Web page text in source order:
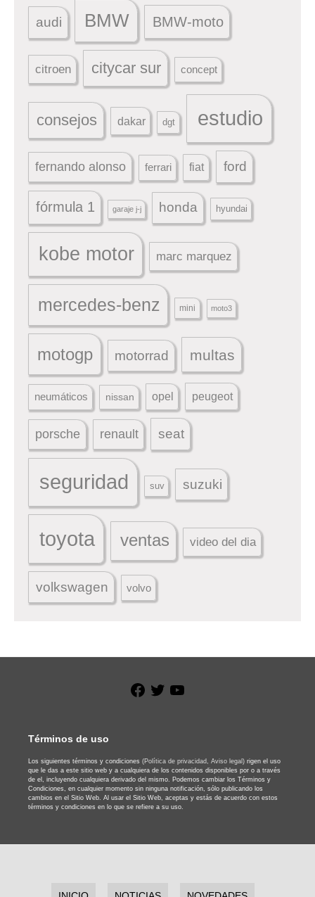
audi BMW BMW-moto
citroen citycar sur concept
consejos dakar dgt estudio
fernando alonso ferrari fiat ford
fórmula 1 garaje j-j honda hyundai
kobe motor marc marquez
mercedes-benz mini moto3
motogp motorrad multas
neumáticos nissan opel peugeot
porsche renault seat
seguridad suv suzuki
toyota ventas video del dia
volkswagen volvo
Facebook
Twitter
Términos de uso
Los siguientes términos y condiciones (Política de privacidad, Aviso legal) rigen el uso
que le das a este sitio web y a cualquiera de los contenidos disponibles por o a través
de el, incluyendo cualquiera derivado del mismo. Podemos cambiar los Términos y
Condiciones, en cualquier momento sin ninguna notificación, sólo publicando los
cambios en el Sitio Web. Al usar el Sitio Web, aceptas y estás de acuerdo con estos
términos y condiciones en lo que se refiere a su uso.